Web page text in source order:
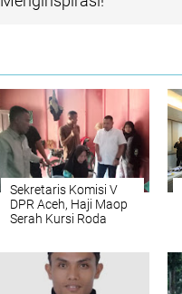
Sekretaris Komisi V
DPR Aceh, Haji Maop
Serah Kursi Roda